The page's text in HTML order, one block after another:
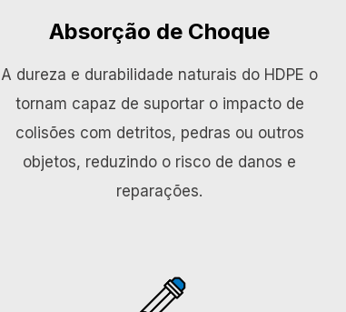
Absorção de Choque
A dureza e durabilidade naturais do HDPE o
tornam capaz de suportar o impacto de
colisões com detritos, pedras ou outros
objetos, reduzindo o risco de danos e
reparações.